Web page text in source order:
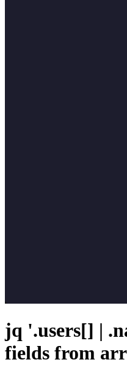
jq '.users[] |
fields from